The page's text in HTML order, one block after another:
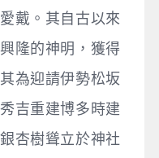
戴。其自古以來
隆的神明，獲得
為迎請伊勢松坂
吉重建博多時建
杏樹聳立於神社